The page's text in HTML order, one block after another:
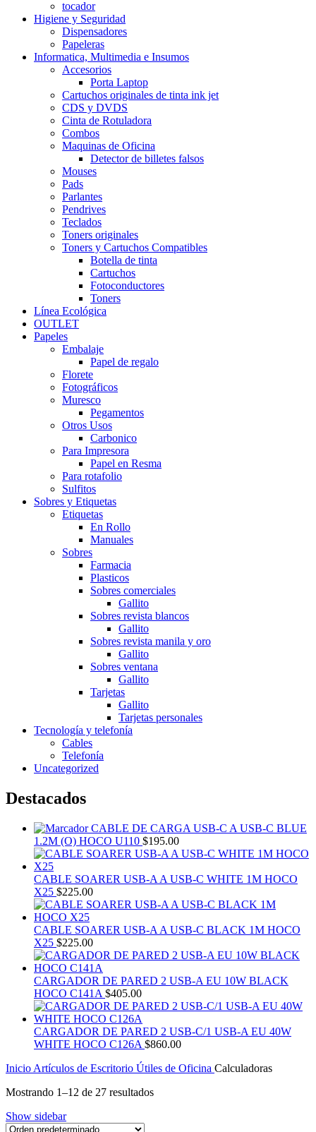
tocador
Higiene y Seguridad
Dispensadores
Papeleras
Informatica, Multimedia e Insumos
Accesorios
Porta Laptop
Cartuchos originales de tinta ink jet
CDS y DVDS
Cinta de Rotuladora
Combos
Maquinas de Oficina
Detector de billetes falsos
Mouses
Pads
Parlantes
Pendrives
Teclados
Toners originales
Toners y Cartuchos Compatibles
Botella de tinta
Cartuchos
Fotoconductores
Toners
Línea Ecológica
OUTLET
Papeles
Embalaje
Papel de regalo
Florete
Fotográficos
Muresco
Pegamentos
Otros Usos
Carbonico
Para Impresora
Papel en Resma
Para rotafolio
Sulfitos
Sobres y Etiquetas
Etiquetas
En Rollo
Manuales
Sobres
Farmacia
Plasticos
Sobres comerciales
Gallito
Sobres revista blancos
Gallito
Sobres revista manila y oro
Gallito
Sobres ventana
Gallito
Tarjetas
Gallito
Tarjetas personales
Tecnología y telefonía
Cables
Telefonía
Uncategorized
Destacados
CABLE DE CARGA USB-C A USB-C BLUE
1.2M (O) HOCO U110 $195.00
CABLE SOARER USB-A A USB-C WHITE 1M HOCO
X25 $225.00
CABLE SOARER USB-A A USB-C BLACK 1M HOCO
X25 $225.00
CARGADOR DE PARED 2 USB-A EU 10W BLACK
HOCO C141A $405.00
CARGADOR DE PARED 2 USB-C/1 USB-A EU 40W
WHITE HOCO C126A $860.00
Inicio Artículos de Escritorio Útiles de Oficina Calculadoras
Mostrando 1–12 de 27 resultados
Show sidebar